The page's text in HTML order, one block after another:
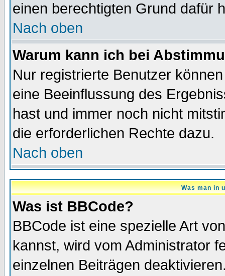
einen berechtigten Grund dafür
Nach oben
Warum kann ich bei
Nur registrierte Benutzer
eine Beeinflussung des
hast und immer noch nicht
die erforderlichen Rechte dazu.
Nach oben
Was man in
Was ist BBCode?
BBCode ist eine spezielle Art
kannst, wird vom Administrator
einzelnen Beiträgen